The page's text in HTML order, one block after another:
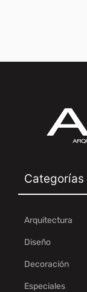
Categorías
Arquitectura
Diseño
Decoración
Especiales